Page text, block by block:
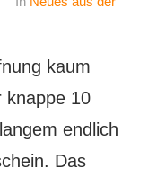
kaum
knappe 10
endlich
Das